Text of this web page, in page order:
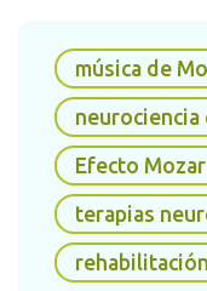
En la
la curiosidad
una
terapias
complejidad
Mozartpara
aprendizaje
música de
neurociencia
Efecto
terapias